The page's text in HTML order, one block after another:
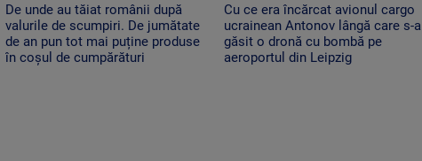
De unde au tăiat românii după
valurile de scumpiri. De jumătate
de an pun tot mai puține produse
în coșul de cumpărături
Cu ce era încărcat avionul cargo
ucrainean Antonov lângă care s-a
găsit o dronă cu bombă pe
aeroportul din Leipzig